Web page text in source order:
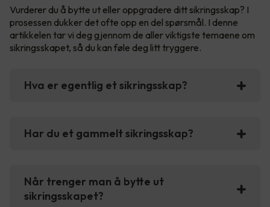
Vurderer du å bytte ut eller oppgradere ditt sikringsskap? I
prosessen dukker det ofte opp en del spørsmål. I denne
artikkelen tar vi deg gjennom de aller viktigste temaene om
sikringsskapet, så du kan føle deg litt tryggere.
Hva er egentlig et sikringsskap?
Har du et gammelt sikringsskap?
Når trenger man å bytte ut
sikringsskapet?